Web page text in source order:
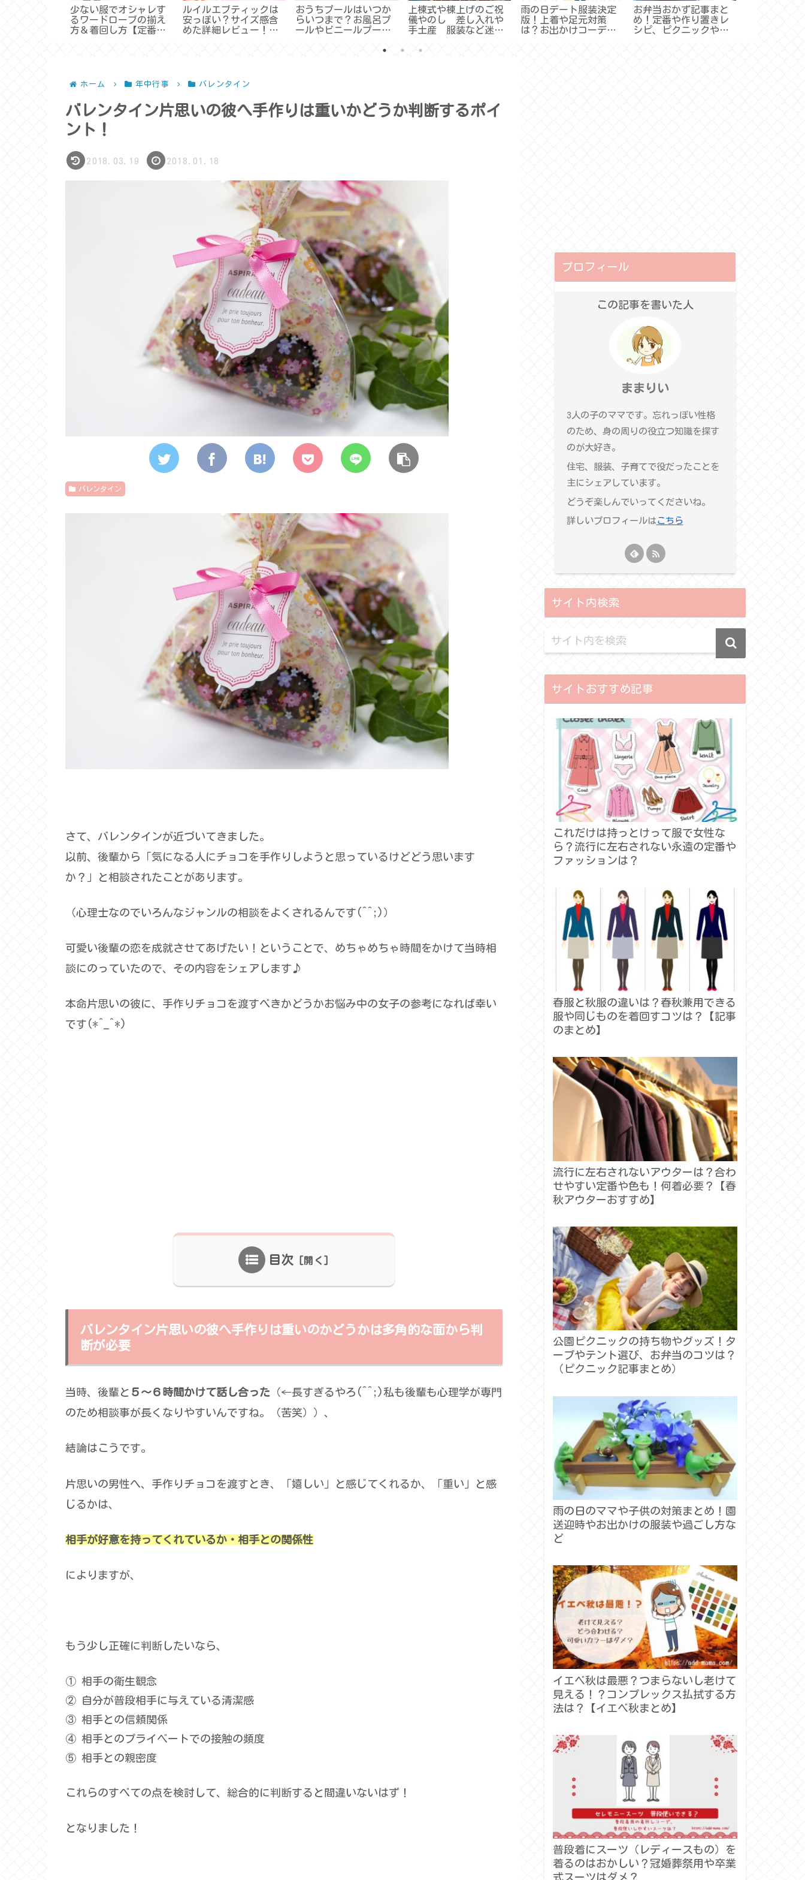
少ない服でオシャレす
るワードローブの揃え
方＆着回し方【定番服
ルイルエブティックは
安っぽい？サイズ感含
めた詳細レビュー！評
おうちプールはいつか
らいつまで？お風呂プ
ールやビニールプール
む工夫は？（水遊びの
上棟式や棟上げのご祝
儀やのし 差し入れや
手土産 服装など迷う
［まとめ］
雨の日デート服装決定
版！上着や足元対策
は？お出かけコーデの
お弁当おかず記事まと
め！定番や作り置きレ
シピ、ピクニックや運
ホーム 年中行事 バレンタイン
バレンタイン片思いの彼へ手作りは重いかどうか判断するポイ
ント！
2018.03.19 2018.01.18
バレンタイン
さて、バレンタインが近づいてきました。
以前、後輩から「気になる人にチョコを手作りしようと思っているけどどう思います
か？」と相談されたことがあります。
（心理士なのでいろんなジャンルの相談をよくされるんです(^^;)）
可愛い後輩の恋を成就させてあげたい！ということで、めちゃめちゃ時間をかけて当時相
談にのっていたので、その内容をシェアします♪
本命片思いの彼に、手作りチョコを渡すべきかどうかお悩み中の女子の参考になれば幸い
です(*^_^*)
目次
バレンタイン片思いの彼へ手作りは重いのかどうかは多角的な面から判
断が必要
当時、後輩と ５～６時間かけて話し合った （←長すぎるやろ(^^;)私も後輩も心理学が専門
のため相談事が長くなりやすいんですね。（苦笑））、
結論はこうです。
片思いの男性へ、手作りチョコを渡すとき、「嬉しい」と感じてくれるか、「重い」と感
じるかは、
相手が好意を持ってくれているか・相手との関係性
によりますが、
もう少し正確に判断したいなら、
① 相手の衛生観念
② 自分が普段相手に与えている清潔感
③ 相手との信頼関係
④ 相手とのプライベートでの接触の頻度
⑤ 相手との親密度
これらのすべての点を検討して、総合的に判断すると間違いないはず！
となりました！
プロフィール
この記事を書いた人
ままりい
3人の子のママです。忘れっぽい性格
のため、身の周りの役立つ知識を探す
のが大好き。
住宅、服装、子育てで役だったことを
主にシェアしています。
どうぞ楽しんでいってくださいね。
詳しいプロフィールは こちら
サイト内検索
サイトおすすめ記事
これだけは持っとけって服で女性な
ら？流行に左右されない永遠の定番や
ファッションは？
春服と秋服の違いは？春秋兼用できる
服や同じものを着回すコツは？【記事
のまとめ】
流行に左右されないアウターは？合わ
せやすい定番や色も！何着必要？【春
秋アウターおすすめ】
公園ピクニックの持ち物やグッズ！タ
ープやテント選び、お弁当のコツは？
（ピクニック記事まとめ）
雨の日のママや子供の対策まとめ！園
送迎時やお出かけの服装や過ごし方な
ど
イエベ秋は最悪？つまらないし老けて
見える！？コンプレックス払拭する方
法は？【イエベ秋まとめ】
普段着にスーツ（レディースもの）を
着るのはおかしい？冠婚葬祭用や卒業
式スーツはダメ？